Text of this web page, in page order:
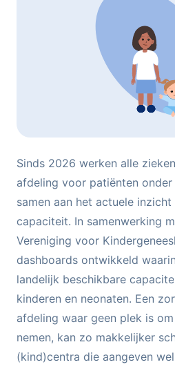
Sinds 2026 werken alle
afdeling voor patiënten onder
samen aan het actuele
capaciteit. In samenwerking
Vereniging voor
dashboards ontwikkeld
landelijk beschikbare
kinderen en neonaten. Een
afdeling waar geen plek is
nemen, kan zo makkelijker
(kind)centra die aangeven